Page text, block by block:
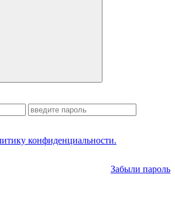
конфиденциальности.
Забыли пароль